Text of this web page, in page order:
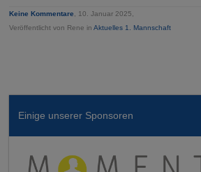
Keine Kommentare
, 10. Januar 2025,
Veröffentlicht von Rene inAktuelles 1. Mannschaft
Einige unserer Sponsoren